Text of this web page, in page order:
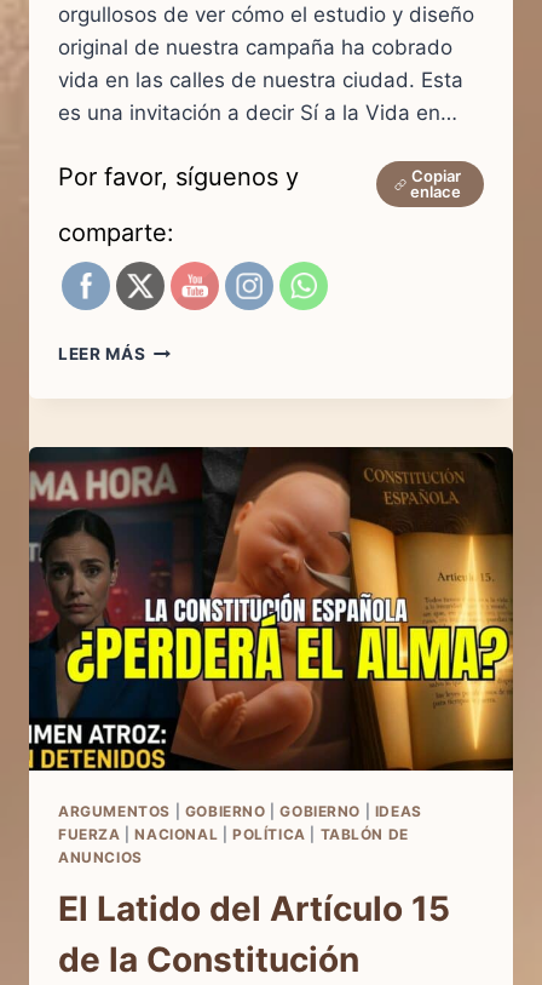
orgullosos de ver cómo el estudio y diseño
original de nuestra campaña ha cobrado
vida en las calles de nuestra ciudad. Esta
es una invitación a decir Sí a la Vida en…
Por favor, síguenos y
comparte:
Copiar
enlace
LEER MÁS LA
DE
SÍ
A
LA
LOS
MEDIOS:
EL
PERIÓDICO
EL
DEBATE
HABLA
DE
ARGUMENTOS GOBIERNO |GOBIERNO
IDEAS
FUERZA
|NACIONAL POLÍTICA
TABLÓN DE
ANUNCIOS
El Latido del Artículo 15
de la Constitución